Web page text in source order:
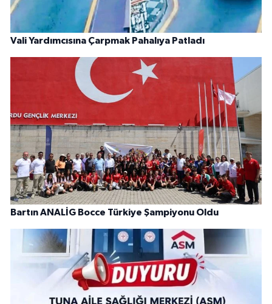
Vali Yardımcısına Çarpmak Pahalıya Patladı
Bartın ANALİG Bocce Türkiye Şampiyonu Oldu